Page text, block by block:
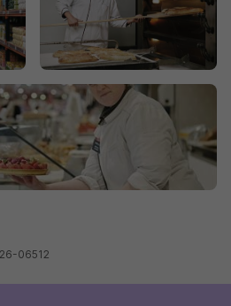
06512